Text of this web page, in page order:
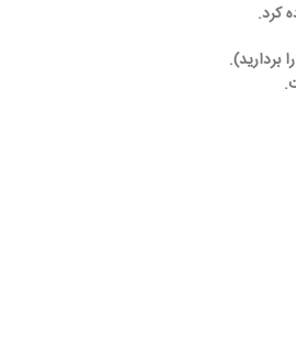
کرد.
بردارید).